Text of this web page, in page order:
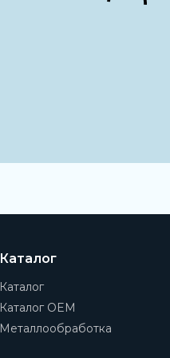
Каталог
Каталог
Каталог OEM
Металлообработка